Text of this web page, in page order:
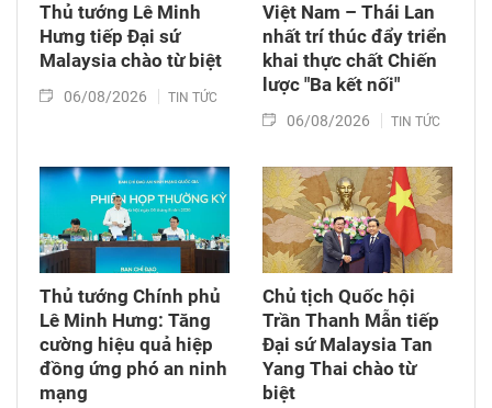
Thủ tướng Lê Minh
Hưng tiếp Đại sứ
Malaysia chào từ biệt
06/08/2026 TIN TỨC
Việt Nam – Thái Lan
nhất trí thúc đẩy triển
khai thực chất Chiến
lược "Ba kết nối"
06/08/2026 TIN TỨC
Thủ tướng Chính phủ
Lê Minh Hưng: Tăng
cường hiệu quả hiệp
đồng ứng phó an ninh
mạng
Chủ tịch Quốc hội
Trần Thanh Mẫn tiếp
Đại sứ Malaysia Tan
Yang Thai chào từ
biệt